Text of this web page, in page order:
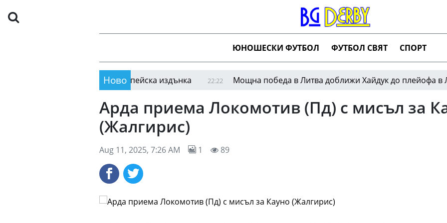
ЮНОШЕСКИ ФУТБОЛ ФУТБОЛ СВЯТ СПОРТ
Ново
се спаси от нова европейска издънка 22:22 Мощна победа в Литва доближи Хайдук до плейофа в Лигата
Арда приема Локомотив (Пд) с мисъл за
(Жалгирис)
Aug 11, 2025, 7:26 AM 1 89